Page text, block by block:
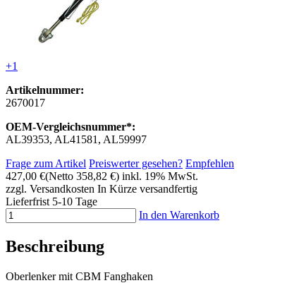
+1
Artikelnummer:
2670017
OEM-Vergleichsnummer*:
AL39353, AL41581, AL59997
Frage zum Artikel Preiswerter gesehen? Empfehlen
427,00 €(Netto 358,82 €) inkl. 19% MwSt.
zzgl. Versandkosten In Kürze versandfertig
Lieferfrist 5-10 Tage
In den Warenkorb
Beschreibung
Oberlenker mit CBM Fanghaken